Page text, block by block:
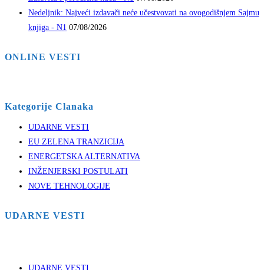
Nedeljnik: Najveći izdavači neće učestvovati na ovogodišnjem Sajmu
knjiga - N1 07/08/2026
ONLINE VESTI
Kategorije Clanaka
UDARNE VESTI
EU ZELENA TRANZICIJA
ENERGETSKA ALTERNATIVA
INŽENJERSKI POSTULATI
NOVE TEHNOLOGIJE
UDARNE VESTI
UDARNE VESTI